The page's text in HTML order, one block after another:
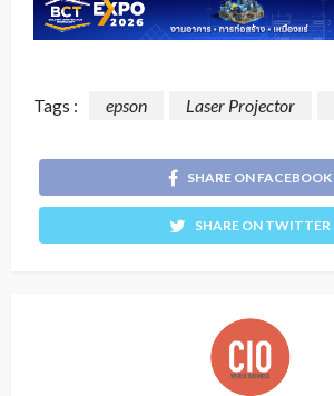
Tags : epson Laser Projector
SHARE ON FACEBOOK
SHARE ON TWITTER